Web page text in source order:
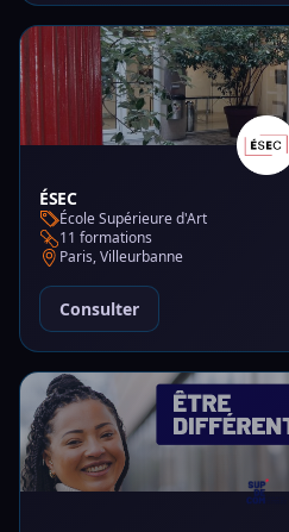
ÉSEC
École Supérieure d'Art
11 formations
Paris, Villeurbanne
Consulter